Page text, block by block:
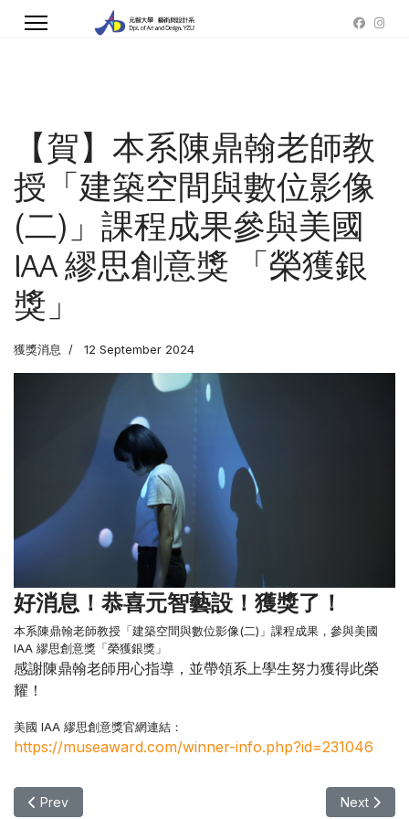
【賀】本系陳鼎翰老師教
授「建築空間與數位影像
(二)」課程成果參與美國
IAA 繆思創意獎 「榮獲銀
獎」
獲獎消息 12 September 2024
好消息！恭喜元智藝設！獲獎了！
本系陳鼎翰老師教授「建築空間與數位影像(二)」課程成果，參與美國
IAA 繆思創意獎「榮獲銀獎」
感謝陳鼎翰老師用心指導，並帶領系上學生努力獲得此榮
耀！
美國 IAA 繆思創意獎官網連結：
https://museaward.com/winner-info.php?id=231046
Previous article: 【賀】本系黃琬雯老師及羅嘉惠老師榮獲『112學
Prev Next
Next